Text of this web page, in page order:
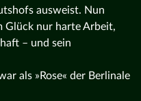
ausweist. Nun
Glück nur harte Arbeit,
– und sein
als »Rose« der Berlinale